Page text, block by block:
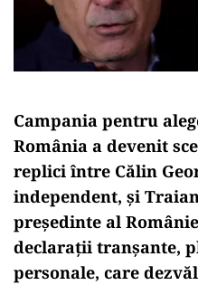
Campania pentru
România a devenit
replici între Călin
independent, și
președinte al
declarații tranșante,
personale, care